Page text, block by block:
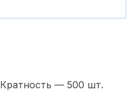
Кратность — 500 шт.